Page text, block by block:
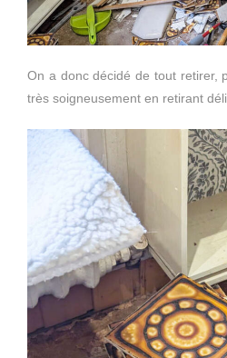
On a donc décidé de tout retirer,
très soigneusement en retirant